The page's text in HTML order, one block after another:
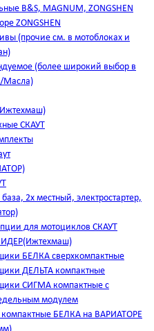
B&S, MAGNUM, ZONGSHEN
ZONGSHEN
(прочие см. в мотоблоках и
(более широкий выбор в
Масла)
СКАУТ
2х местный, электростартер,
для мотоциклов СКАУТ
БЕЛКА сверхкомпактные
ДЕЛЬТА компактные
СИГМА компактные с
модулем
БЕЛКА на ВАРИАТОРЕ